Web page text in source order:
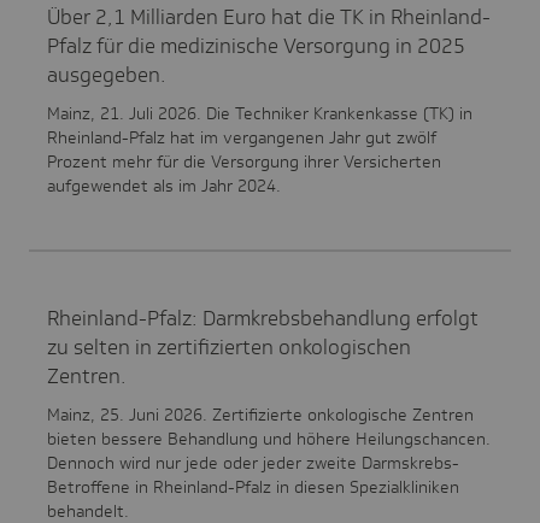
Über 2,1 Milliarden Euro hat die TK in Rheinland-
Pfalz für die medizinische Versorgung in 2025
ausgegeben.
Mainz, 21. Juli 2026. Die Techniker Krankenkasse (TK) in
Rheinland-Pfalz hat im vergangenen Jahr gut zwölf
Prozent mehr für die Versorgung ihrer Versicherten
aufgewendet als im Jahr 2024.
Rheinland-Pfalz: Darmkrebsbehandlung erfolgt
zu selten in zertifizierten onkologischen
Zentren.
Mainz, 25. Juni 2026. Zertifizierte onkologische Zentren
bieten bessere Behandlung und höhere Heilungschancen.
Dennoch wird nur jede oder jeder zweite Darmskrebs-
Betroffene in Rheinland-Pfalz in diesen Spezialkliniken
behandelt.